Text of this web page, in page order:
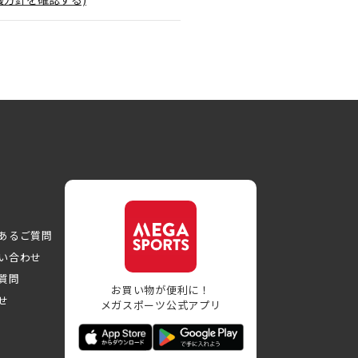
るご質問
合わせ
問
お買い物が便利に！
メガスポーツ公式アプリ